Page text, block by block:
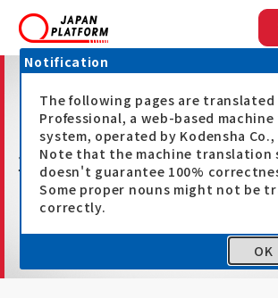
事務局長メッセージ
Notification
The following pages are translated
Professional, a web-based
system, operated by Kodensha Co.,
Note that the machine translation
doesn't guarantee 100%
Some proper nouns might not be
correctly.
OK